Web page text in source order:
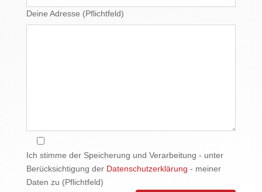
Deine Adresse (Pflichtfeld)
Ich stimme der Speicherung und Verarbeitung - unter
Berücksichtigung der Datenschutzerklärung - meiner
Daten zu (Pflichtfeld)